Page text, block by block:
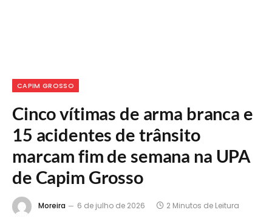
CAPIM GROSSO
Cinco vítimas de arma branca e
15 acidentes de trânsito
marcam fim de semana na UPA
de Capim Grosso
Moreira 6 de julho de 2026 2 Minutos de Leitura